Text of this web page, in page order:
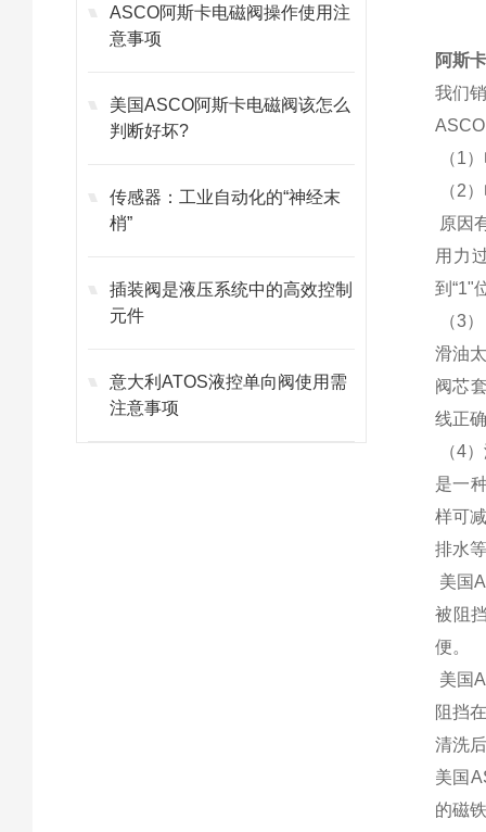
ASCO阿斯卡电磁阀操作使用注
意事项
美国ASCO阿斯卡电磁阀该怎么
判断好坏?
传感器：工业自动化的“神经末
梢”
插装阀是液压系统中的高效控制
元件
意大利ATOS液控单向阀使用需
注意事项
阿斯
我们
（1
（2
原因
用力
到“1"
（3
滑油
阀芯
线正
（4
是一
样可
排水
美国
被阻
便。
美国
阻挡
清洗
美国
的磁